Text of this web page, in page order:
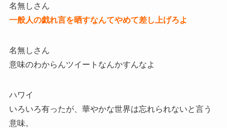
名無しさん
一般人の戯れ言を晒すなんてやめて差し上げろよ
名無しさん
意味のわからんツイートなんかすんなよ
ハワイ
いろいろ有ったが、華やかな世界は忘れられないと言う
意味。